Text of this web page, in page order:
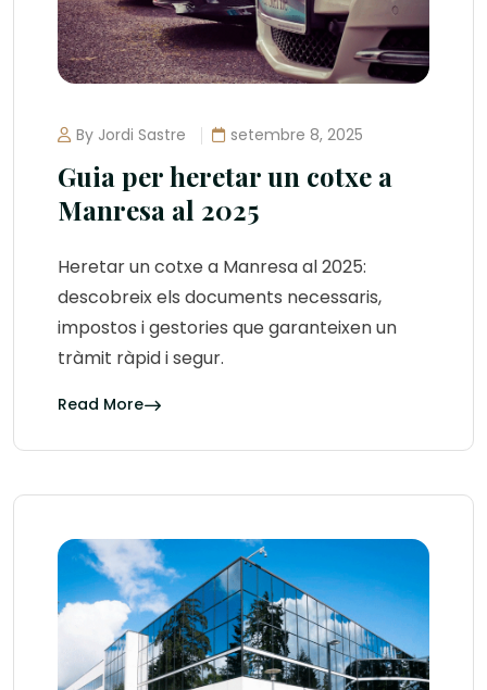
By Jordi Sastre setembre 8, 2025
Guia per heretar un cotxe a
Manresa al 2025
Heretar un cotxe a Manresa al 2025:
descobreix els documents necessaris,
impostos i gestories que garanteixen un
tràmit ràpid i segur.
Read More